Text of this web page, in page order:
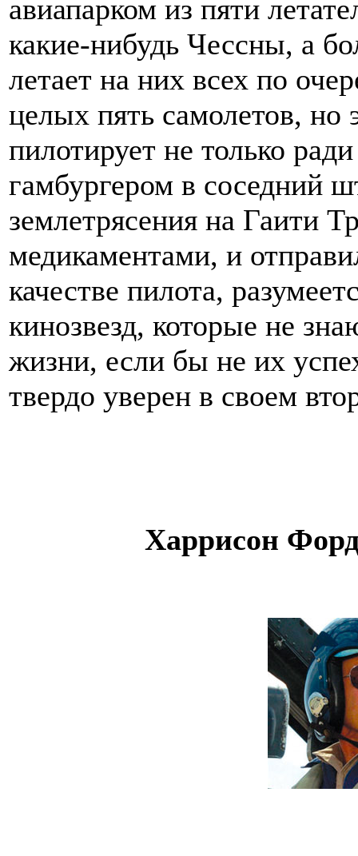
авиапарком из пяти
какие-нибудь Чессны, а
летает на них всех по
целых пять самолетов,
пилотирует не только
гамбургером в соседний
землетрясения на Гаити
медикаментами, и
качестве пилота,
кинозвезд, которые не
жизни, если бы не их
твердо уверен в своем
Харрисон